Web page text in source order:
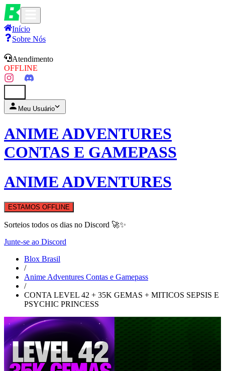
Início
Sobre Nós
Atendimento
OFFLINE
Meu Usuário
ANIME ADVENTURES
CONTAS E GAMEPASS
ANIME ADVENTURES
ESTAMOS OFFLINE
Sorteios todos os dias no Discord 🚀✨
Junte-se ao Discord
Blox Brasil
/
Anime Adventures Contas e Gamepass
/
CONTA LEVEL 42 + 35K GEMAS + MITICOS SEPSIS E
PSYCHIC PRINCESS